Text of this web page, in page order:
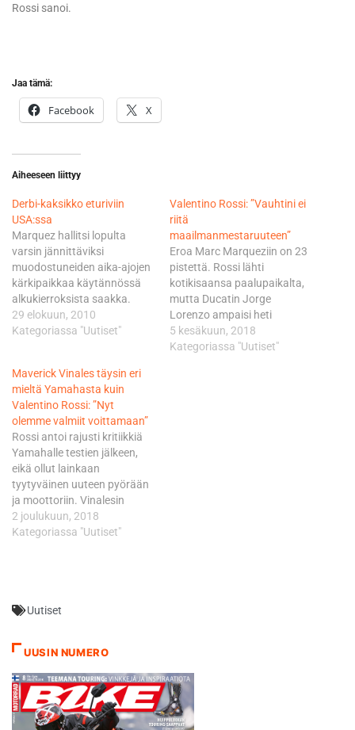
Rossi sanoi.
Jaa tämä:
Facebook X
Aiheeseen liittyy
Derbi-kaksikko eturiviin
USA:ssa
Marquez hallitsi lopulta
varsin jännittäviksi
muodostuneiden aika-ajojen
kärkipaikkaa käytännössä
alkukierroksista saakka.
Suomalaistallin toinen
kuljettaja, Avant Mitsubishi
oli niinikään jälleen
huippuvauhdissa kellottaen
eturivin neljänteen
lähtöpaikkaan oikeuttavan
ajan. MARC MARQUEZ, RED
BULL AJO MOTORSPORT:
"Tietenkin on hienoa että
saimme jälleen paalupaikan.
Luulen että pystymme
huomenna kilpailussa…
29 elokuun, 2010
Kategoriassa "Uutiset"
Valentino Rossi: ”Vauhtini ei
riitä
maailmanmestaruuteen”
Eroa Marc Marqueziin on 23
pistettä. Rossi lähti
kotikisaansa paalupaikalta,
mutta Ducatin Jorge
Lorenzo ampaisi heti
keulaan ja karkasi selkeästi.
Rossi taisteli Suzukin Andrea
5 kesäkuun, 2018
Kategoriassa "Uutiset"
Maverick Vinales täysin eri
mieltä Yamahasta kuin
Valentino Rossi: ”Nyt
olemme valmiit voittamaan”
Rossi antoi rajusti kritiikkiä
Yamahalle testien jälkeen,
eikä ollut lainkaan
tyytyväinen uuteen pyörään
ja moottoriin. Vinalesin
fiilikset olivat kovin erilaiset.
Vinales oli Jerezin testeissä
nyt sijoista 5-7. Rossi kritisoi
kuluneilla renkailla, Vinales
oli tismalleen…
2 joulukuun, 2018
Kategoriassa "Uutiset"
Uutiset
UUSIN NUMERO